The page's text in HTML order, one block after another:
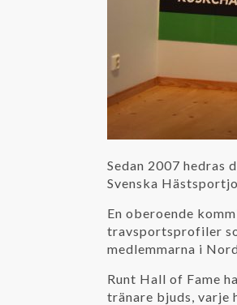
Sedan 2007 hedras
Svenska
En oberoende
travsportsprofiler
medlemmarna i
Runt Hall of Fame
tränare bjuds, varje